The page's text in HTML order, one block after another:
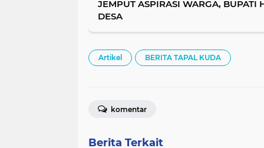
JEMPUT ASPIRASI WARGA, BUPATI
DESA
Artikel BERITA TAPAL KUDA
komentar
Berita Terkait